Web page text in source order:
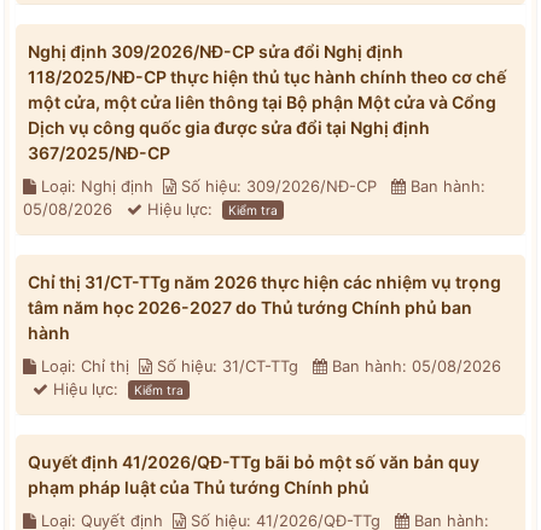
Nghị định 309/2026/NĐ-CP sửa đổi Nghị định
118/2025/NĐ-CP thực hiện thủ tục hành chính theo cơ chế
một cửa, một cửa liên thông tại Bộ phận Một cửa và Cổng
Dịch vụ công quốc gia được sửa đổi tại Nghị định
367/2025/NĐ-CP
Loại: Nghị định Số hiệu: 309/2026/NĐ-CP
Ban hành:
05/08/2026
Hiệu lực: Kiểm tra
Chỉ thị 31/CT-TTg năm 2026 thực hiện các nhiệm vụ trọng
tâm năm học 2026-2027 do Thủ tướng Chính phủ ban
hành
Loại: Chỉ thị Số hiệu: 31/CT-TTg
Ban hành: 05/08/2026
Hiệu lực:
Kiểm tra
Quyết định 41/2026/QĐ-TTg bãi bỏ một số văn bản quy
phạm pháp luật của Thủ tướng Chính phủ
Loại: Quyết định Số hiệu: 41/2026/QĐ-TTg
Ban hành: